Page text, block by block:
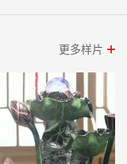
更多样片